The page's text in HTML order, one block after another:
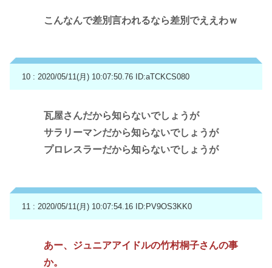
こんなんで差別言われるなら差別でええわｗ
10 : 2020/05/11(月) 10:07:50.76 ID:aTCKCS080
瓦屋さんだから知らないでしょうが
サラリーマンだから知らないでしょうが
プロレスラーだから知らないでしょうが
11 : 2020/05/11(月) 10:07:54.16 ID:PV9OS3KK0
あー、ジュニアアイドルの竹村桐子さんの事
か。